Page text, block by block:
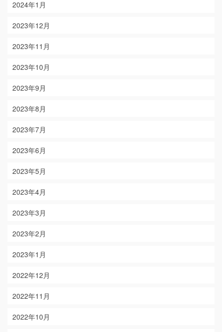
2024年1月
2023年12月
2023年11月
2023年10月
2023年9月
2023年8月
2023年7月
2023年6月
2023年5月
2023年4月
2023年3月
2023年2月
2023年1月
2022年12月
2022年11月
2022年10月